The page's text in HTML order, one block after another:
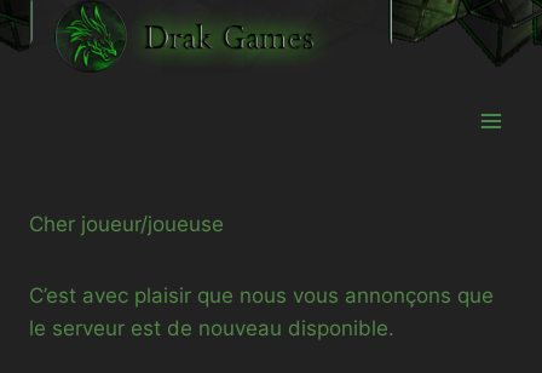
Aller
au
Cher joueur/joueuse
C’est avec plaisir que nous vous annonçons que
le serveur est de nouveau disponible.